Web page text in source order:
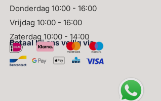
Donderdag 10:00 - 16:00
Vrijdag 10:00 - 16:00
Zaterdag 10:00 - 14:00
Betaal bij ons veilig via